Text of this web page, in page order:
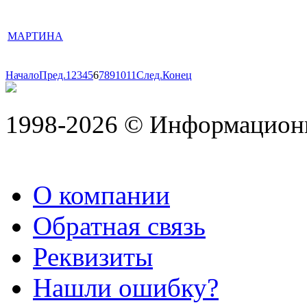
МАРТИНА
НачалоПред.1 234567891011След.Конец
1998-2026 ©
О компании
Обратная связь
Реквизиты
Нашли ошибку?